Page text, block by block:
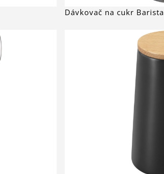
Dávkovač na cukr Barista